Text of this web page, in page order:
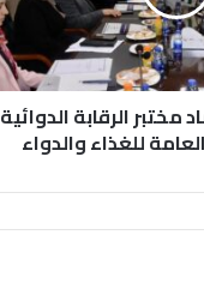
الرقابة الدوائية
للغذاء والدواء